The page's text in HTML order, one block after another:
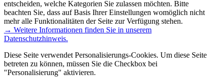
entscheiden, welche Kategorien Sie zulassen möchten. Bitte
beachten Sie, dass auf Basis Ihrer Einstellungen womöglich nicht
mehr alle Funktionalitäten der Seite zur Verfügung stehen.
→ Weitere Informationen finden Sie in unserem
Datenschutzhinweis.
Diese Seite verwendet Personalisierungs-Cookies. Um diese Seite
betreten zu können, müssen Sie die Checkbox bei
"Personalisierung" aktivieren.